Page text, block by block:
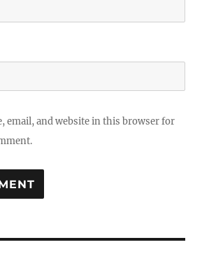
email, and website in this browser for